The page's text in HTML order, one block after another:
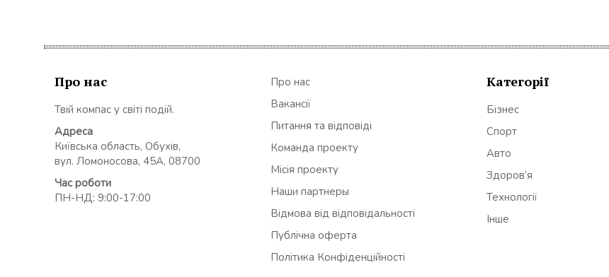
Про нас
Твій компас у світі подій.
Адреса
Київська область, Обухів,
вул. Ломоносова, 45А, 08700
Час роботи
ПН-НД: 9:00-17:00
Про нас
Вакансії
Питання та відповіді
Команда проекту
Місія проекту
Наши партнеры
Відмова від відповідальності
Публічна оферта
Політика Конфіденційності
Категорії
Бізнес
Спорт
Авто
Здоров’я
Технології
Інше